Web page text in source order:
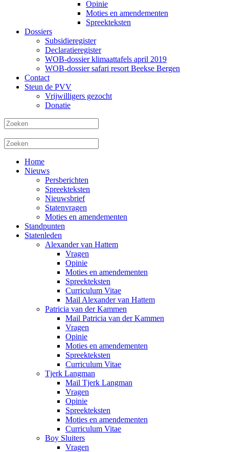
Opinie
Moties en amendementen
Spreekteksten
Dossiers
Subsidieregister
Declaratieregister
WOB-dossier klimaattafels april 2019
WOB-dossier safari resort Beekse Bergen
Contact
Steun de PVV
Vrijwilligers gezocht
Donatie
Home
Nieuws
Persberichten
Spreekteksten
Nieuwsbrief
Statenvragen
Moties en amendementen
Standpunten
Statenleden
Alexander van Hattem
Vragen
Opinie
Moties en amendementen
Spreekteksten
Curriculum Vitae
Mail Alexander van Hattem
Patricia van der Kammen
Mail Patricia van der Kammen
Vragen
Opinie
Moties en amendementen
Spreekteksten
Curriculum Vitae
Tjerk Langman
Mail Tjerk Langman
Vragen
Opinie
Spreekteksten
Moties en amendementen
Curriculum Vitae
Boy Sluiters
Vragen